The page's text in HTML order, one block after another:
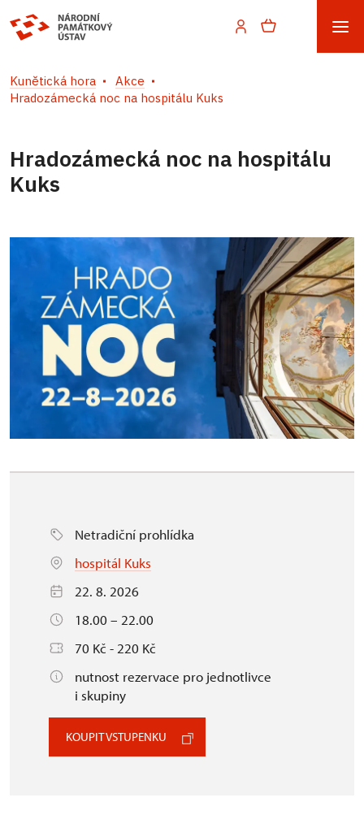
Kunětická hora
Akce
Hradozámecká noc na hospitálu Kuks
Hradozámecká noc na hospitálu
Kuks
Netradiční prohlídka
hospitál Kuks
22. 8. 2026
18.00 – 22.00
70 Kč - 220 Kč
nutnost rezervace pro jednotlivce
i skupiny
KOUPIT VSTUPENKU